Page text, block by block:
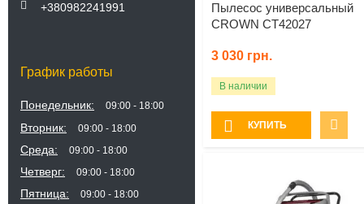
+380982241991
График работы
Понедельник 09:00 18:00
Вторник 09:00 18:00
Среда 09:00 18:00
Четверг 09:00 18:00
Пятница 09:00 18:00
Пылесос универсальный
CROWN CT42027
3 030 грн.
В наличии
КУПИТЬ